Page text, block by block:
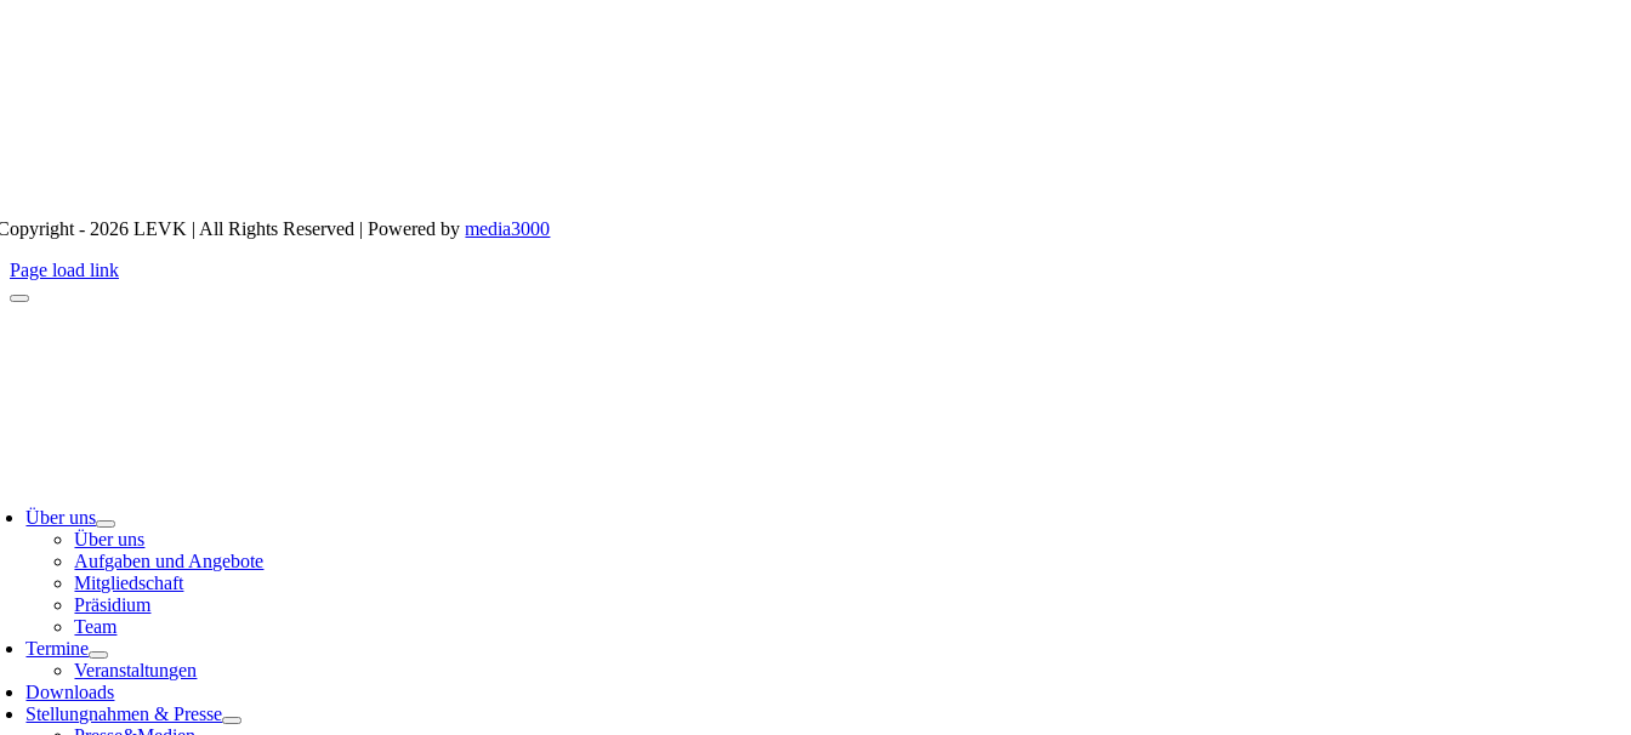
- 2026 LEVK | All Rights Reserved | Powered bymedia3000
Page load link
Über uns
Über uns
Aufgaben und Angebote
Mitgliedschaft
Präsidium
Team
Termine
Veranstaltungen
Downloads
Stellungnahmen & Presse